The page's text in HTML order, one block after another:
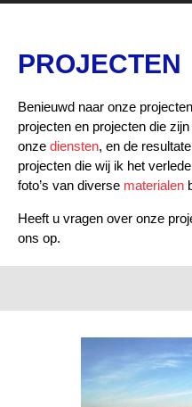
PROJECTEN
Benieuwd naar onze
projecten en projecten die
onze diensten, en de
projecten die wij ik het
foto’s van diverse materialen
Heeft u vragen over onze
ons op.